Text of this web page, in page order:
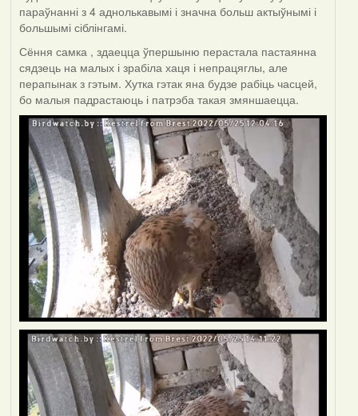
параўнанні з 4 аднолькавымі і значна больш актыўнымі і
большымі сіблінгамі.
Сёння самка , здаецца ўпершыню перастала пастаянна
сядзець на малых і зрабіла хаця і непрацяглы, але
перапынак з гэтым. Хутка гэтак яна будзе рабіць часцей,
бо малыя падрастаюць і патрэба такая змяншаецца.